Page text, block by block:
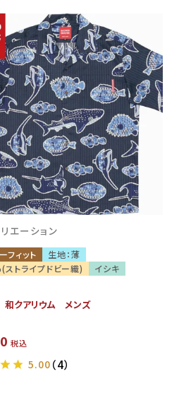
エーション
フィット
生地：薄
トライプドビー織)
イシキ
クアリウム メンズ
税込
5.00 （4）